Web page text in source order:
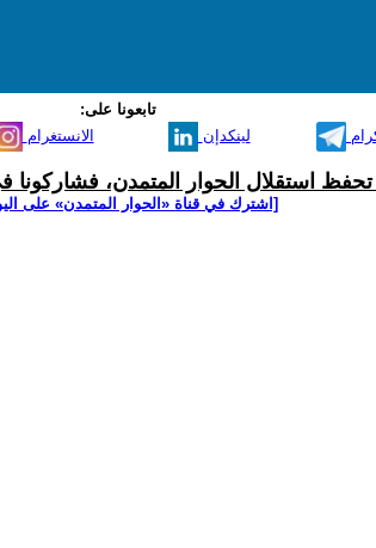
تابعونا على:
الانستغرام لينكدإن
تحفظ استقلال الحوار المتمدن،
[اشترك في قناة ‫«الحوار المتمدن» على